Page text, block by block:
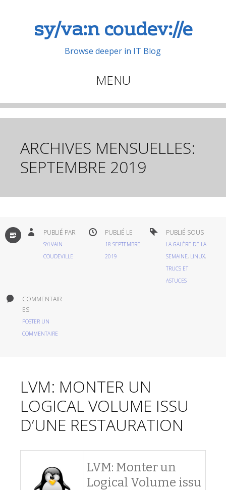
sy/va:n coudev://e
Browse deeper in IT Blog
MENU
Aller
ARCHIVES MENSUELLES:
SEPTEMBRE 2019
PAR
DÉFAUT
PUBLIÉ PAR
SYLVAIN
COUDEVILLE
PUBLIÉ LE
18 SEPTEMBRE
2019
PUBLIÉ SOUS
LA GALÈRE DE LA
SEMAINE, LINUX,
TRUCS ET
ASTUCES
COMMENTAIR
ES
POSTER UN
COMMENTAIRE
LVM: MONTER UN
LOGICAL VOLUME ISSU
D’UNE RESTAURATION
LVM: Monter un
Logical Volume issu